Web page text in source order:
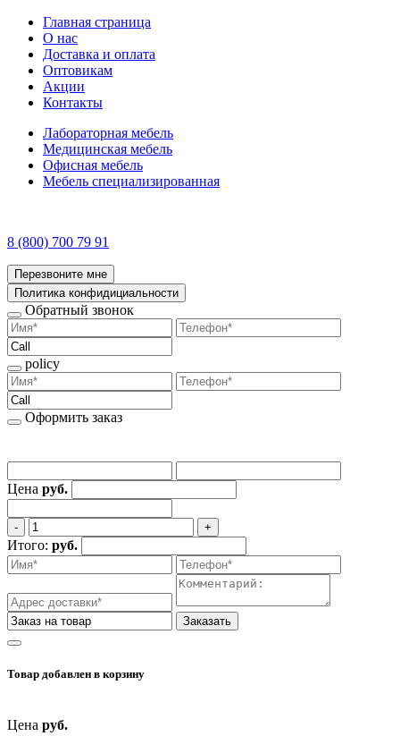
Главная страница
О нас
Доставка и оплата
Оптовикам
Акции
Контакты
Лабораторная мебель
Медицинская мебель
Офисная мебель
Мебель специализированная
8 (800) 700 79 91
Перезвоните мне
Политика конфидициальности
Обратный звонок
policy
Оформить заказ
Цена руб.
‐ +
Итого: руб.
Заказать
Товар добавлен в корзину
Цена руб.